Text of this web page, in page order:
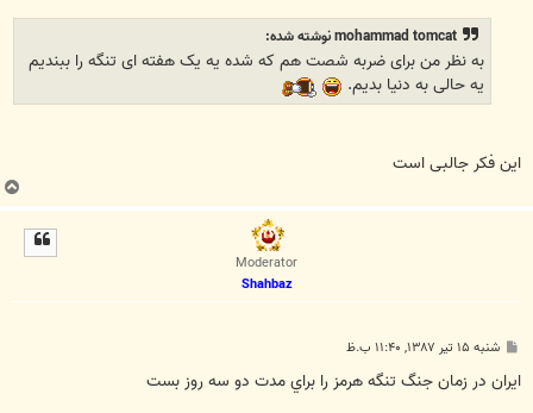
mohammad tomcat نوشته شده:
به نظر من برای ضربه شصت هم که شده یه یک هفته ای تنگه را ببندیم
یه حالی به دنیا بدیم.
اين فکر جالبی است
ب
ا
Moderator
Shahbaz
پ
ت
شنبه ۱۵ تیر ۱۳۸۷, ۱۱:۴۰ ب.ظ
ايران در زمان جنگ تنگه هرمز را براي مدت دو سه روز بست